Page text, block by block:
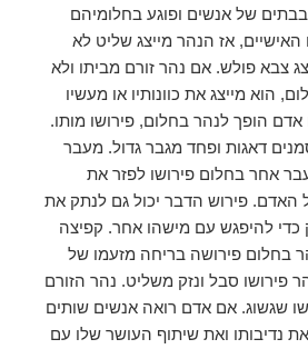
של אנשים ופוגע בחלומיהם
אז הנהר מייצג שליט לא
צבא פולש. אם נהר זורם מביתו ולא
הוא מייצג את כוונותיו או מעשיו
הופך לנהר בחלום, פירושו מותו.
דאגות ופחד מגבר גדול. מעבר
אחר בחלום פירושו לפזר את
האדם. פירוש הדבר יכול גם לנתק את
להיפגש עם מישהו אחר. קפיצה
בחלום פירושה בריחה מזעמו של
פירושו סבל ונזק משליט. נהר הזורם
שגשוג. אם אדם רואה אנשים שותים
נדיבותו ואת שיתוף העושר שלו עם